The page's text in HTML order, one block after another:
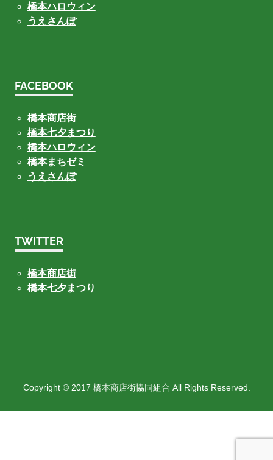
橋本ハロウィン
うえさんぽ
FACEBOOK
橋本商店街
橋本七夕まつり
橋本ハロウィン
橋本まちゼミ
うえさんぽ
TWITTER
橋本商店街
橋本七夕まつり
Copyright © 2017 橋本商店街協同組合 All Rights Reserved.